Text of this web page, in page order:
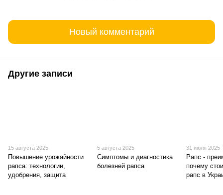
Новый комментарий
Другие записи
15 августа 2025
Повышение урожайности
рапса: технологии,
удобрения, защита
5 августа 2025
Симптомы и диагностика
болезней рапса
31 июля 2025
Рапс -
почему
рапс в